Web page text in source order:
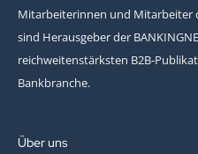
Mitarbeiterinnen und Mitarbeiter
sind Herausgeber der
reichweitenstärksten B2B-
Bankbranche.
Über uns